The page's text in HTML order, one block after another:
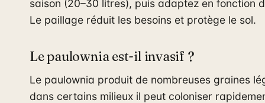
saison (20–30 litres), puis adaptez en fonction
Le paillage réduit les besoins et protège le sol.
Le paulownia est-il invasif ?
Le paulownia produit de nombreuses graines
dans certains milieux il peut coloniser